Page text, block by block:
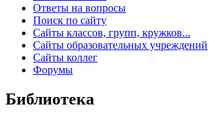
Ответы на вопросы
Поиск по сайту
Сайты классов, групп, кружков...
Сайты образовательных учреждений
Сайты коллег
Форумы
Библиотека